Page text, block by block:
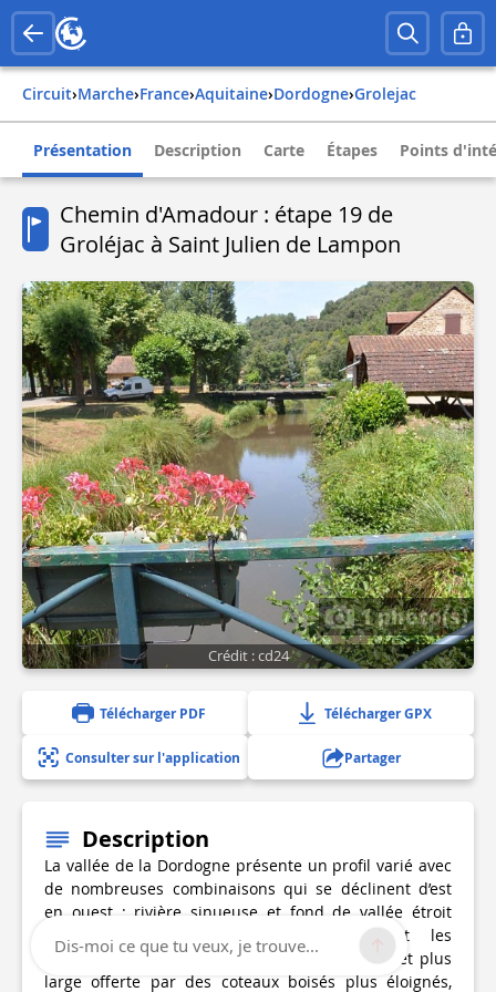
Circuit› Marche› france› aquitaine› dordogne› grolejac
Présentation Description Carte Étapes Points
Chemin d'Amadour : étape 19 de
Groléjac à Saint Julien de Lampon
1 photo(s)
Crédit : cd24
Télécharger PDF Télécharger GPX
Consulter sur l'application Partager
Description
La vallée de la Dordogne présente un profil varié avec
de nombreuses combinaisons qui se déclinent d’est
en ouest : rivière sinueuse et fond de vallée étroit
dominé par les coteaux qui resserrent les
perspectives, puis une portion plus rectiligne et plus
large offerte par des coteaux boisés plus éloignés,
Dis-moi ce que tu veux, je trouve...